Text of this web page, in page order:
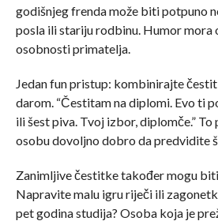
godišnjeg frenda može biti potpuno
posla ili stariju rodbinu. Humor mora
osobnosti primatelja.
Jedan fun pristup: kombinirajte
darom. “Čestitam na diplomi. Evo ti
ili šest piva. Tvoj izbor, diplomče.” To
osobu dovoljno dobro da predvidite
Zanimljive čestitke također mogu
Napravite malu igru riječi ili
pet godina studija? Osoba koja je